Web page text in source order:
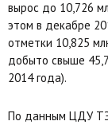
вырос до 10,726
этом в декабре
отметки 10,825
добыто свыше
2014 года).
По данным ЦДУ